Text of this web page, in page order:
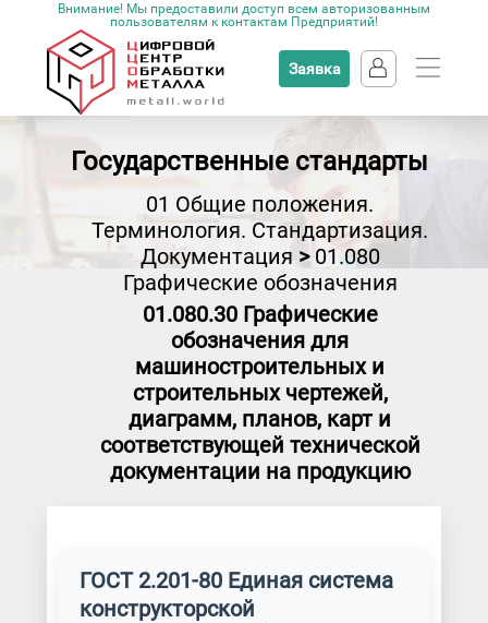
Внимание! Мы предоставили доступ всем авторизованным
пользователям к контактам Предприятий!
Заявка
Государственные стандарты
01 Общие положения.
Терминология. Стандартизация.
Документация > 01.080
Графические обозначения
01.080.30 Графические
обозначения для
машиностроительных и
строительных чертежей,
диаграмм, планов, карт и
соответствующей технической
документации на продукцию
ГОСТ 2.201-80 Единая система
конструкторской